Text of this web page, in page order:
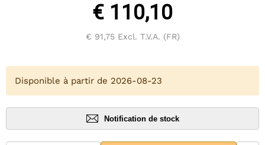
€ 110,10
€ 91,75Excl. T.V.A. (FR)
Disponible à partir de 2026-08-23
Notification de stock